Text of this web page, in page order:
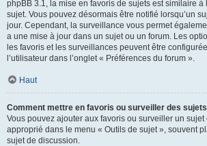
phpBB 3.1, la mise en favoris de sujets est similaire à
sujet. Vous pouvez désormais être notifié lorsqu’un
jour. Cependant, la surveillance vous permet
a une mise à jour dans un sujet ou un forum. Les
les favoris et les surveillances peuvent être
l’utilisateur dans l’onglet « Préférences du forum ».
Haut
Comment mettre en favoris ou surveiller des
Vous pouvez ajouter aux favoris ou surveiller un
approprié dans le menu « Outils de sujet », souvent
sujet de discussion.